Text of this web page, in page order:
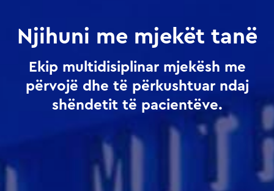
Njihuni me mjekët tanë
Ekip multidisiplinar mjekësh me
përvojë dhe të përkushtuar ndaj
shëndetit të pacientëve.